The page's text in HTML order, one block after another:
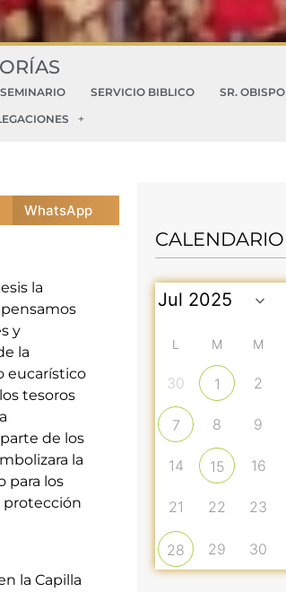
SEMINARIO SERVICIO BIBLICO SR. OBISPO
WhatsApp
la
y
la
eucarístico
tesoros
de los
la
para los
protección
la Capilla
CALENDARIO
L M M
30 1 2
7 8 9
14 15 16
21 22 23
28 29 30